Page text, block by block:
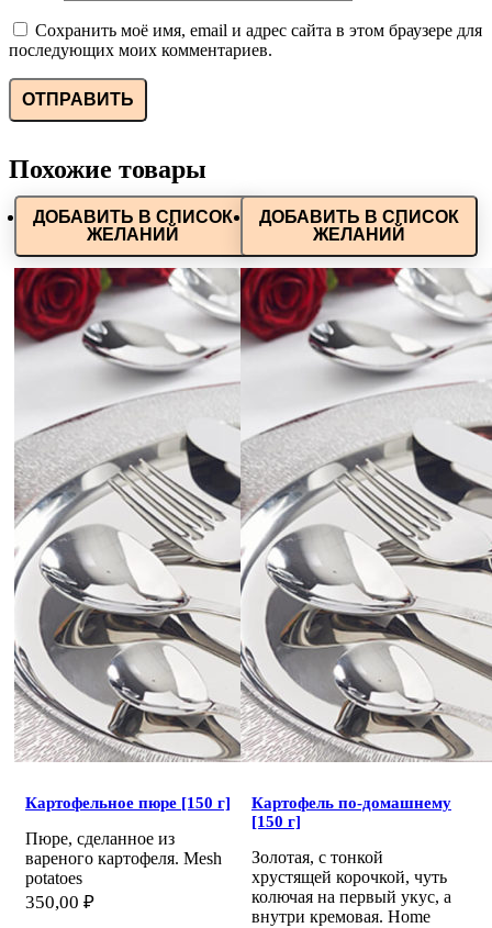
Сохранить моё имя, email и адрес сайта в этом браузере для
последующих моих комментариев.
Похожие товары
ДОБАВИТЬ В СПИСОК
ЖЕЛАНИЙ
Картофельное пюре [150 г]
Пюре, сделанное из
вареного картофеля. Mesh
potatoes
350,00 ₽
ДОБАВИТЬ В СПИСОК
ЖЕЛАНИЙ
Картофель по-домашнему
[150 г]
Золотая, с тонкой
хрустящей корочкой, чуть
колючая на первый укус, а
внутри кремовая. Home